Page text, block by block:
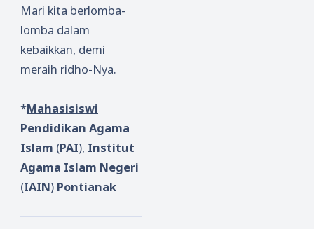
Mari kita berlomba-
lomba dalam
kebaikkan, demi
meraih ridho-Nya.
*Mahasisiswi
Pendidikan Agama
Islam (PAI), Institut
Agama Islam Negeri
(IAIN) Pontianak